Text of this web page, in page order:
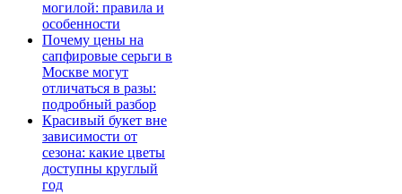
могилой: правила и
особенности
Почему цены на
сапфировые серьги в
Москве могут
отличаться в разы:
подробный разбор
Красивый букет вне
зависимости от
сезона: какие цветы
доступны круглый
год